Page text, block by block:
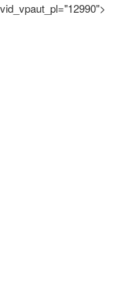
vid_vpaut_pl="12990">